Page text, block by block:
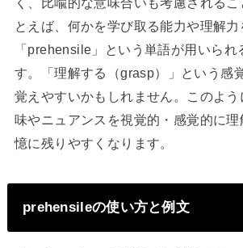
とえば、何かを学び取る能力や理解力
「prehensile」という単語が用いられ
す。「理解する（grasp）」という感
覚えやすいかもしれません。このよ
味やニュアンスを視覚的・感覚的に
憶に残りやすくなります。
prehensileの使い方と例文